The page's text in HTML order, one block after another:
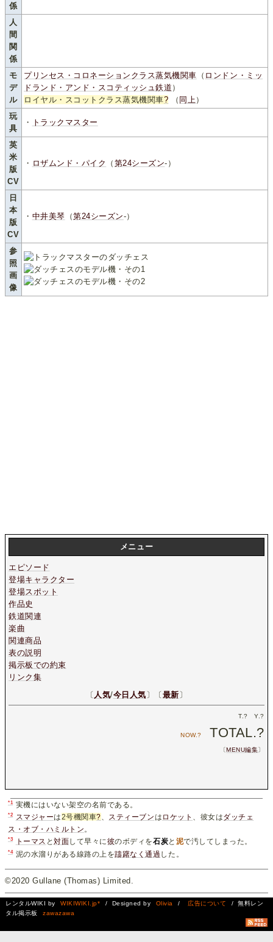
係
人
間
関
係
モ
デ
ル
プリンセス・コロネーションクラス蒸気機関車 （ ロンドン・ミッ
ドランド・アンド・スコティッシュ鉄道 ）
ロイヤル・スコットクラス蒸気機関車? （ 同上 ）
玩
具
・ トラックマスター
英
米
版
CV
・ ロザムンド・パイク （ 第24シーズン-）
日
本
版
CV
・ 中井美琴 （第24シーズン-）
参
照
画
像
メニュー
エピソード
登場キャラクター
登場スポット
作品史
鉄道関連
楽曲
関連商品
表の説明
掲示板での約束
リンク集
〔 人気/今日人気 〕〔 最新 〕
T.? Y.?
NOW.? TOTAL.?
〔MENU編集〕
*1 実機にはいない架空の名前である。
*2 スマジャーは2号機関車? スティーブンは ロケット 、彼女はダッチェ
ス・オブ・ハミルトン 。
*3 トーマス と対面して早々に彼のボディを石炭と 泥で汚してしまった。
*4 泥の水溜りがある線路の上を躊躇なく通過 した。
©2020 Gullane (Thomas) Limited.
レンタルWIKI by WIKIWIKI.jp* / Designed by Olivia / 広告について
/ 無料レン
タル掲示板
zawazawa